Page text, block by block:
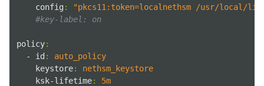
config :
"pkcs11:token=localnethsm /usr/local/
#key-label: on
policy:
- id :
auto_policy
keystore:
nethsm_keystore
ksk-lifetime:
5m